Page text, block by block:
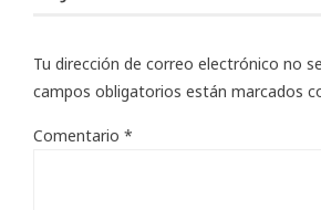
Tu dirección de correo electrónico no
campos obligatorios están marcados
Comentario *